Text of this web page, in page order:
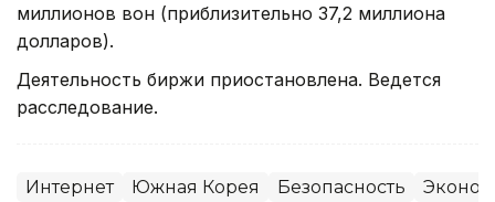
миллионов вон (приблизительно 37,2 миллиона
долларов).
Деятельность биржи приостановлена. Ведется
расследование.
Интернет Южная Корея Безопасность